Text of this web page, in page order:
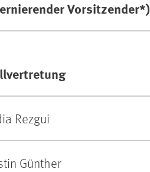
Vorsitzender*)
Rezgui
Günther